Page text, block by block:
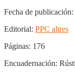
Fecha de publicación:
Editorial: PPC altres
Páginas: 176
Encuadernación: